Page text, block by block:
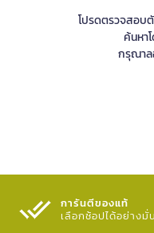
โปรดตรวจสอบ
ค้นหา
กรุณาล
การันตีของแท้
เลือกช้อปได้อย่างมั่